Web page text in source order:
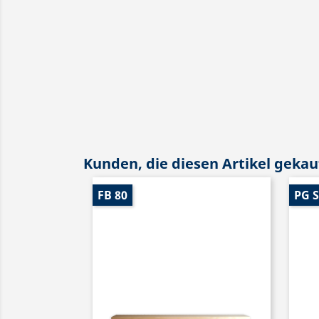
Kunden, die diesen Artikel
FB 80 PG